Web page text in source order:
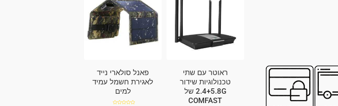
ראוטר עם שתי
טכנולוגיות שידור
2.4+5.8G של
COMFAST
פאנל סולארי נייד
לאגירת חשמל עמיד
למים